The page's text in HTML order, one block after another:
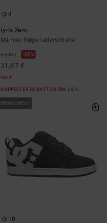
4
Lynx Zero
Männer Beige Lederschuhe
85,00 € 63%
31,87 €
SALE
DOPPELTER RABATT EXTRA 25 %
BRANDNEU
10